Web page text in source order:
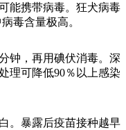
能携带病毒。狂犬病毒
毒含量极高。
钟，再用碘伏消毒。深
理可降低90％以上感染
。暴露后疫苗接种越早